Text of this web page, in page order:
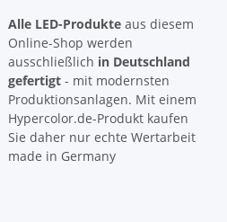
Alle LED-Produkte aus diesem
Online-Shop werden
ausschließlich in Deutschland
gefertigt - mit modernsten
Produktionsanlagen. Mit einem
Hypercolor.de-Produkt kaufen
Sie daher nur echte Wertarbeit
made in Germany